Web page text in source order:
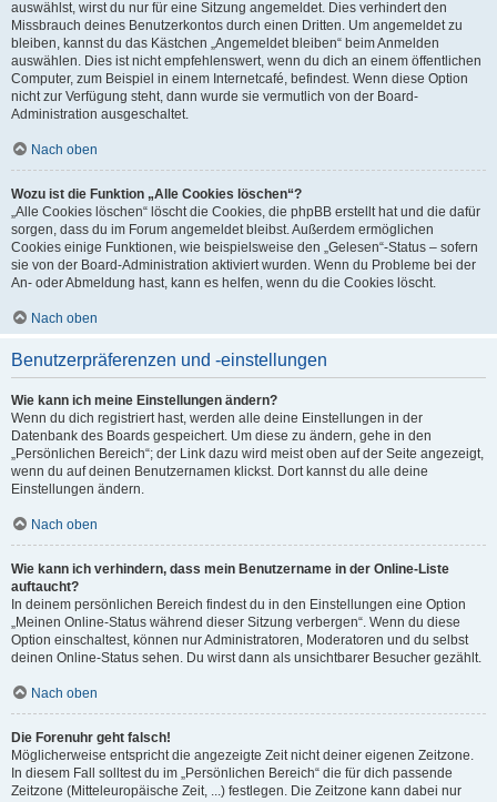
auswählst, wirst du nur für eine Sitzung angemeldet. Dies verhindert den
Missbrauch deines Benutzerkontos durch einen Dritten. Um angemeldet zu
bleiben, kannst du das Kästchen „Angemeldet bleiben“ beim Anmelden
auswählen. Dies ist nicht empfehlenswert, wenn du dich an einem öffentlichen
Computer, zum Beispiel in einem Internetcafé, befindest. Wenn diese Option
nicht zur Verfügung steht, dann wurde sie vermutlich von der Board-
Administration ausgeschaltet.
Nach oben
Wozu ist die Funktion „Alle Cookies löschen“?
„Alle Cookies löschen“ löscht die Cookies, die phpBB erstellt hat und die dafür
sorgen, dass du im Forum angemeldet bleibst. Außerdem ermöglichen
Cookies einige Funktionen, wie beispielsweise den „Gelesen“-Status – sofern
sie von der Board-Administration aktiviert wurden. Wenn du Probleme bei der
An- oder Abmeldung hast, kann es helfen, wenn du die Cookies löscht.
Nach oben
Benutzerpräferenzen und -einstellungen
Wie kann ich meine Einstellungen ändern?
Wenn du dich registriert hast, werden alle deine Einstellungen in der
Datenbank des Boards gespeichert. Um diese zu ändern, gehe in den
„Persönlichen Bereich“; der Link dazu wird meist oben auf der Seite angezeigt,
wenn du auf deinen Benutzernamen klickst. Dort kannst du alle deine
Einstellungen ändern.
Nach oben
Wie kann ich verhindern, dass mein Benutzername in der Online-Liste
auftaucht?
In deinem persönlichen Bereich findest du in den Einstellungen eine Option
„Meinen Online-Status während dieser Sitzung verbergen“. Wenn du diese
Option einschaltest, können nur Administratoren, Moderatoren und du selbst
deinen Online-Status sehen. Du wirst dann als unsichtbarer Besucher gezählt.
Nach oben
Die Forenuhr geht falsch!
Möglicherweise entspricht die angezeigte Zeit nicht deiner eigenen Zeitzone.
In diesem Fall solltest du im „Persönlichen Bereich“ die für dich passende
Zeitzone (Mitteleuropäische Zeit, ...) festlegen. Die Zeitzone kann dabei nur